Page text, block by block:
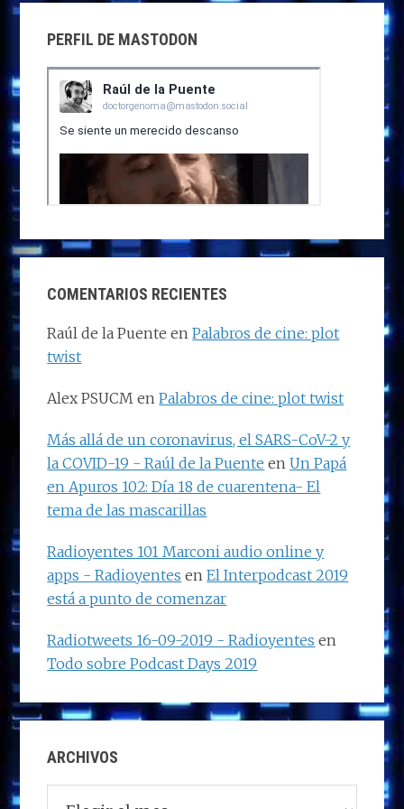
PERFIL DE MASTODON
COMENTARIOS RECIENTES
Raúl de la Puente enPalabros de cine: plot
twist
Alex PSUCM enPalabros de cine: plot twist
Más allá de un coronavirus, el SARS-CoV-2 y
la COVID-19 - Raúl de la Puente enUn Papá
en Apuros 102: Día 18 de cuarentena- El
tema de las mascarillas
Radioyentes 101 Marconi audio online y
apps - Radioyentes enEl Interpodcast 2019
está a punto de comenzar
Radiotweets 16-09-2019 - Radioyentes en
Todo sobre Podcast Days 2019
ARCHIVOS